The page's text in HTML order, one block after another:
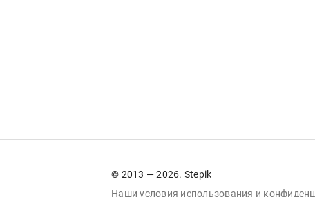
© 2013 — 2026. Stepik
Наши условия использования и